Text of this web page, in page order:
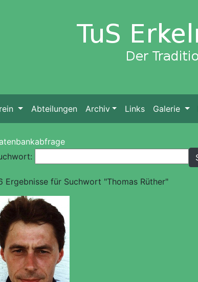
Abteilungen Archiv Links Galerie
Ergebnisse für Suchwort "Thomas Rüther"